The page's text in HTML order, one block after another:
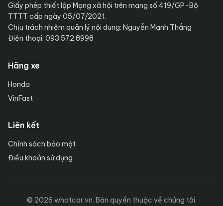
Giấy phép thiết lập Mạng xã hội trên mạng số 419/GP-Bộ
TTTT cấp ngày 05/07/2021.
Chịu trách nhiệm quản lý nội dung: Nguyễn Mạnh Thắng
Điện thoại: 093.572.8998
Hãng xe
Honda
VinFast
Liên kết
Chính sách bảo mật
Điều khoản sử dụng
© 2026 whatcar.vn. Bản quyền thuộc về chúng tôi.